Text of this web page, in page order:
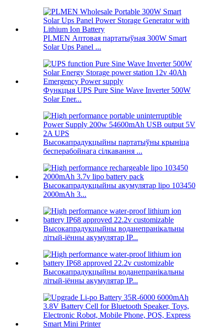
PLMEN Аптовая партатыўная 300W Smart
Solar Ups Panel ...
Функцыя UPS Pure Sine Wave Inverter 500W
Solar Ener...
Высокапрадукцыйны партатыўны крыніца
бесперабойнага сілкавання ...
Высокапрадукцыйны акумулятар lipo 103450
2000mAh 3...
Высокапрадукцыйны воданепранікальны
літый-іённы акумулятар IP...
Высокапрадукцыйны воданепранікальны
літый-іённы акумулятар IP...